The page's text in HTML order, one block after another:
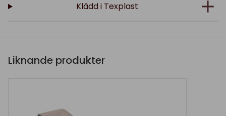
Klädd i Texplast
Liknande produkter